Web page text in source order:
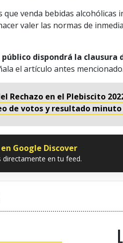
que venda bebidas alcohólicas
valer las normas de
dispondrá la clausura
el artículo antes mencionado.
Rechazo en el Plebiscito
de votos y resultado
Google Discover
directamente en tu feed.